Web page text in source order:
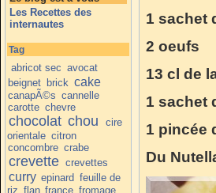
Les Recettes des
internautes
Tag
abricot sec avocat
beignet brick cake
canapÃ©s cannelle
carotte chevre
chocolat chou
cire
orientale citron
concombre crabe
crevette crevettes
curry epinard feuille de
riz flan france fromage
1 sachet
2 oeufs
13 cl de
1 sachet
1 pincée
Du